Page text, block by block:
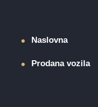
Naslovna
Prodana vozila